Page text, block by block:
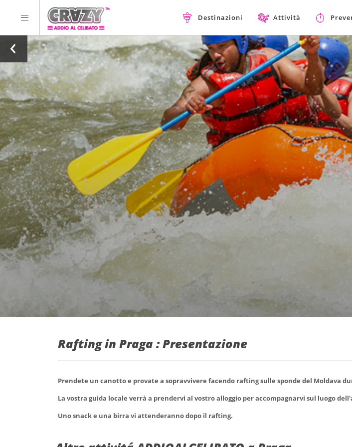
Destinazioni Attività
Rafting in Praga : Presentazione
Prendete un canotto e provate a sopravvivere facendo rafting sulle sponde del Moldava
La vostra guida locale verrà a prendervi al vostro alloggio per accompagnarvi sul luogo
Uno snack e una birra vi attenderanno dopo il rafting.